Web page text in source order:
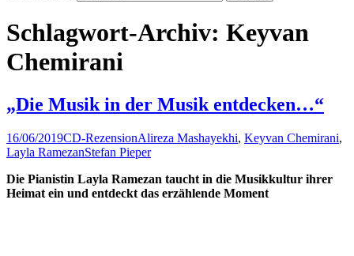
Schlagwort-Archiv: Keyvan
Chemirani
„Die Musik in der Musik entdecken…“
16/06/2019CD-RezensionAlireza Mashayekhi, Keyvan Chemirani,
Layla RamezanStefan Pieper
Die Pianistin Layla Ramezan taucht in die Musikkultur ihrer
Heimat ein und entdeckt das erzählende Moment